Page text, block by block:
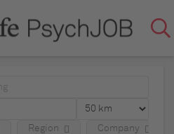
Region Company